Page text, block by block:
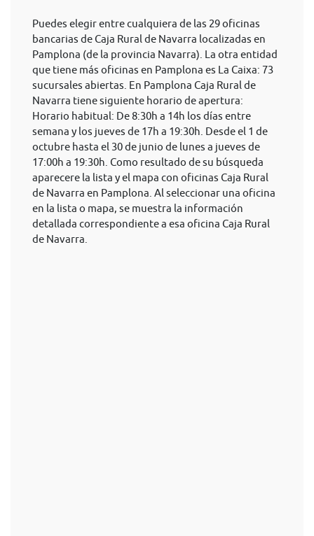
Puedes elegir entre cualquiera de las 29 oficinas
bancarias de Caja Rural de Navarra localizadas en
Pamplona (de la provincia Navarra). La otra entidad
que tiene más oficinas en Pamplona es La Caixa: 73
sucursales abiertas. En Pamplona Caja Rural de
Navarra tiene siguiente horario de apertura:
Horario habitual: De 8:30h a 14h los días entre
semana y los jueves de 17h a 19:30h. Desde el 1 de
octubre hasta el 30 de junio de lunes a jueves de
17:00h a 19:30h. Como resultado de su búsqueda
aparecere la lista y el mapa con oficinas Caja Rural
de Navarra en Pamplona. Al seleccionar una oficina
en la lista o mapa, se muestra la información
detallada correspondiente a esa oficina Caja Rural
de Navarra.